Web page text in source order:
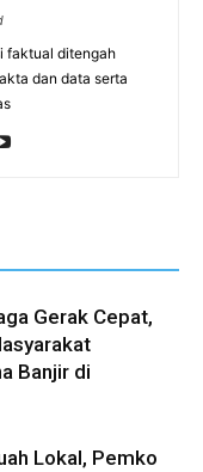
faktual ditengah
dan data serta
Gerak Cepat,
Banjir di
Lokal, Pemko